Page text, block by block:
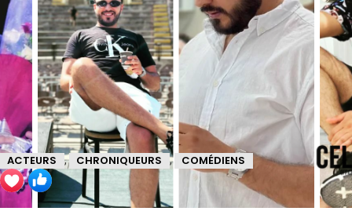
ACTEURS , CHRONIQUEURS , COMÉDIENS